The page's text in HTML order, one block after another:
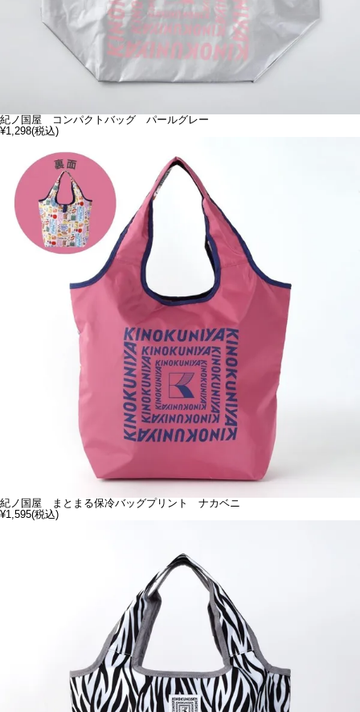
紀ノ国屋 コンパクトバッグ パールグレー
¥1,298(税込)
紀ノ国屋 まとまる保冷バッグプリント ナカベニ
¥1,595(税込)